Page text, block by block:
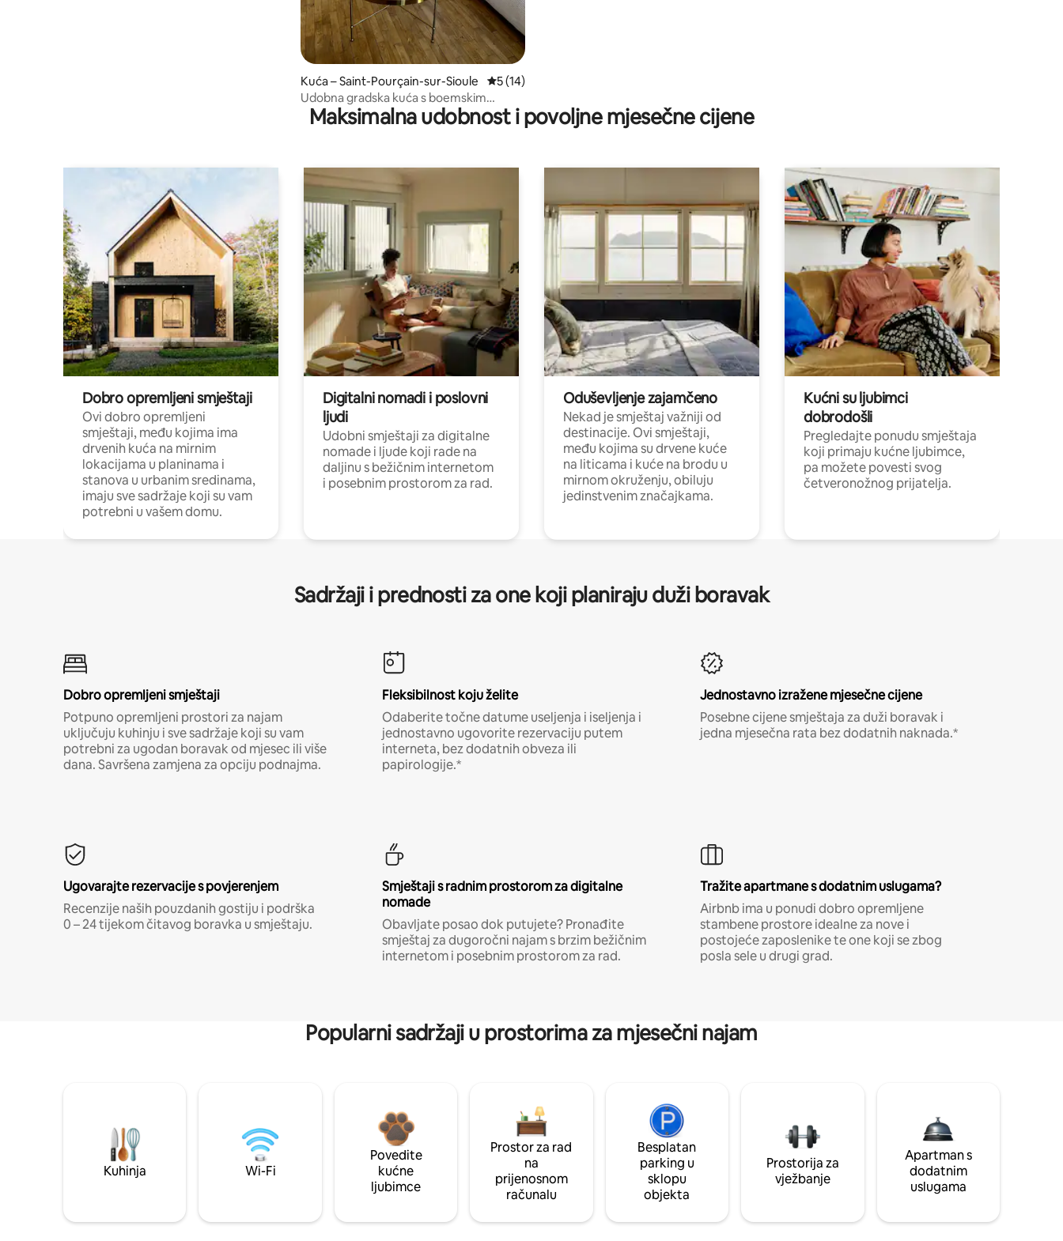
Kuća – Saint-Pourçain-sur-Sioule Prosječna ocjena: 5/5, recenzija: 14
5 (14)
Udobna gradska kuća s boemskim
ugođajem i motivima iz džungle
Maksimalna udobnost i povoljne mjesečne cijene
Dobro opremljeni smještaji
Ovi dobro opremljeni
smještaji, među kojima ima
drvenih kuća na mirnim
lokacijama u planinama i
stanova u urbanim sredinama,
imaju sve sadržaje koji su vam
potrebni u vašem domu.
Digitalni nomadi i poslovni
ljudi
Udobni smještaji za digitalne
nomade i ljude koji rade na
daljinu s bežičnim internetom
i posebnim prostorom za rad.
Oduševljenje zajamčeno
Nekad je smještaj važniji od
destinacije. Ovi smještaji,
među kojima su drvene kuće
na liticama i kuće na brodu u
mirnom okruženju, obiluju
jedinstvenim značajkama.
Kućni su ljubimci
dobrodošli
Pregledajte ponudu smještaja
koji primaju kućne ljubimce,
pa možete povesti svog
četveronožnog prijatelja.
Sadržaji i prednosti za one koji planiraju duži boravak
Dobro opremljeni smještaji
Potpuno opremljeni prostori za najam
uključuju kuhinju i sve sadržaje koji su vam
potrebni za ugodan boravak od mjesec ili više
dana. Savršena zamjena za opciju podnajma.
Fleksibilnost koju želite
Odaberite točne datume useljenja i iseljenja i
jednostavno ugovorite rezervaciju putem
interneta, bez dodatnih obveza ili
papirologije.*
Jednostavno izražene mjesečne cijene
Posebne cijene smještaja za duži boravak i
jedna mjesečna rata bez dodatnih naknada.*
Ugovarajte rezervacije s povjerenjem
Recenzije naših pouzdanih gostiju i podrška
0 – 24 tijekom čitavog boravka u smještaju.
Smještaji s radnim prostorom za digitalne
nomade
Obavljate posao dok putujete? Pronađite
smještaj za dugoročni najam s brzim bežičnim
internetom i posebnim prostorom za rad.
Tražite apartmane s dodatnim uslugama?
Airbnb ima u ponudi dobro opremljene
stambene prostore idealne za nove i
postojeće zaposlenike te one koji se zbog
posla sele u drugi grad.
Popularni sadržaji u prostorima za mjesečni najam
Kuhinja Wi-Fi
Povedite
kućne
ljubimce
Prostor za rad
na
prijenosnom
računalu
Besplatan
parking u
sklopu
objekta
Prostorija za
vježbanje
Apartman s
dodatnim
uslugama